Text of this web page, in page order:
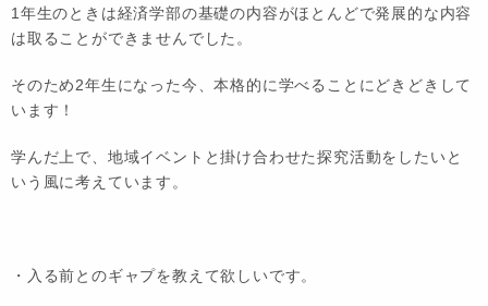
1年生のときは経済学部の基礎の内容がほとんどで発展的な内容
は取ることができませんでした。
そのため2年生になった今、本格的に学べることにどきどきして
います！
学んだ上で、地域イベントと掛け合わせた探究活動をしたいと
いう風に考えています。
・入る前とのギャプを教えて欲しいです。